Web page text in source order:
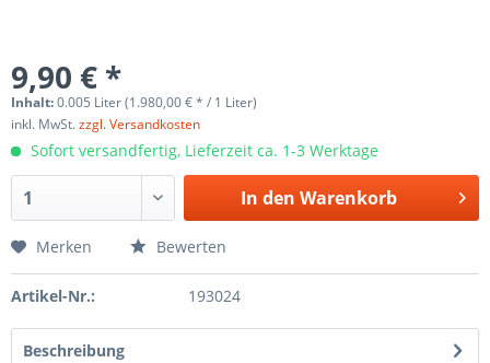
9,90 € *
Inhalt:0.005 Liter (1.980,00 € * / 1 Liter)
inkl. MwSt.zzgl. Versandkosten
Sofort versandfertig, Lieferzeit ca. 1-3 Werktage
In den Warenkorb
Merken Bewerten
Artikel-Nr.: 193024
Beschreibung